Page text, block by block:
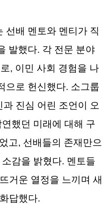
선배 멘토와 멘티가 직
발했다. 각 전문 분야
, 이민 사회 경험을 나
으로 헌신했다. 소그룹
과 진심 어린 조언이 오
연했던 미래에 대해 구
고, 선배들의 존재만으
소감을 밝혔다. 멘토들
뜨거운 열정을 느끼며 새
화답했다.